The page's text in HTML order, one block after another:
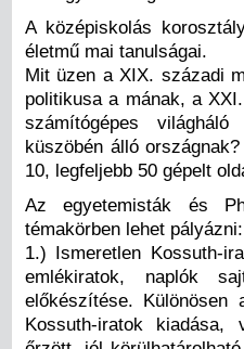
A középiskolás
életmű mai tanulságai.
Mit üzen a XIX. századi
politikusa a mának, a
számítógépes
küszöbén álló
10, legfeljebb 50 gépelt
Az egyetemisták és
témakörben lehet pályázni:
1.) Ismeretlen Kossuth-
emlékiratok, naplók
előkészítése. Különösen
Kossuth-iratok kiadása,